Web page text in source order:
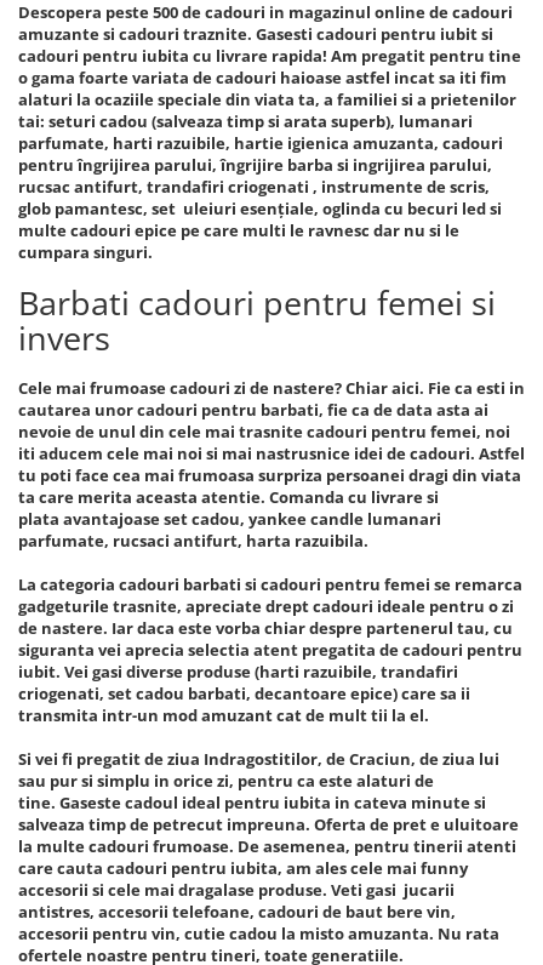
Descopera peste 500 de cadouri in magazinul online de cadouri
amuzante si cadouri traznite. Gasesti cadouri pentru iubit si
cadouri pentru iubita cu livrare rapida! Am pregatit pentru tine
o gama foarte variata de cadouri haioase astfel incat sa iti fim
alaturi la ocaziile speciale din viata ta, a familiei si a prietenilor
tai: seturi cadou (salveaza timp si arata superb), lumanari
parfumate, harti razuibile, hartie igienica amuzanta, cadouri
pentru îngrijirea parului, îngrijire barba si ingrijirea parului,
rucsac antifurt, trandafiri criogenati , instrumente de scris,
glob pamantesc, set uleiuri esențiale, oglinda cu becuri led si
multe cadouri epice pe care multi le ravnesc dar nu si le
cumpara singuri.
Barbati cadouri pentru femei si
invers
Cele mai frumoase cadouri zi de nastere? Chiar aici. Fie ca esti in
cautarea unor cadouri pentru barbati, fie ca de data asta ai
nevoie de unul din cele mai trasnite cadouri pentru femei, noi
iti aducem cele mai noi si mai nastrusnice idei de cadouri. Astfel
tu poti face cea mai frumoasa surpriza persoanei dragi din viata
ta care merita aceasta atentie. Comanda cu livrare si
plata avantajoase set cadou, yankee candle lumanari
parfumate, rucsaci antifurt, harta razuibila.
La categoria cadouri barbati si cadouri pentru femei se remarca
gadgeturile trasnite, apreciate drept cadouri ideale pentru o zi
de nastere. Iar daca este vorba chiar despre partenerul tau, cu
siguranta vei aprecia selectia atent pregatita de cadouri pentru
iubit. Vei gasi diverse produse (harti razuibile, trandafiri
criogenati, set cadou barbati, decantoare epice) care sa ii
transmita intr-un mod amuzant cat de mult tii la el.
Si vei fi pregatit de ziua Indragostitilor, de Craciun, de ziua lui
sau pur si simplu in orice zi, pentru ca este alaturi de
tine. Gaseste cadoul ideal pentru iubita in cateva minute si
salveaza timp de petrecut impreuna. Oferta de pret e uluitoare
la multe cadouri frumoase. De asemenea, pentru tinerii atenti
care cauta cadouri pentru iubita, am ales cele mai funny
accesorii si cele mai dragalase produse. Veti gasi jucarii
antistres, accesorii telefoane, cadouri de baut bere vin,
accesorii pentru vin, cutie cadou la misto amuzanta. Nu rata
ofertele noastre pentru tineri, toate generatiile.